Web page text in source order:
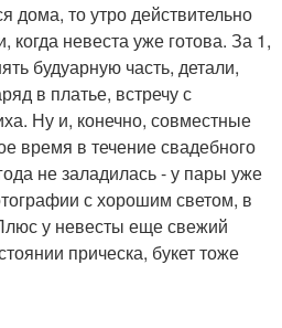
дома, то утро действительно
когда невеста уже готова. За 1,
будуарную часть, детали,
в платье, встречу с
Ну и, конечно, совместные
время в течение свадебного
не заладилась - у пары уже
с хорошим светом, в
у невесты еще свежий
прическа, букет тоже